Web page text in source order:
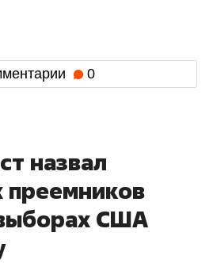
0
назвал
США